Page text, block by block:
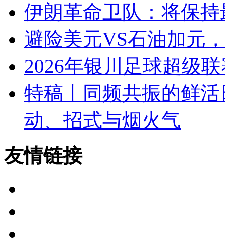
伊朗革命卫队：将保
避险美元VS石油加元
2026年银川足球超级
特稿丨同频共振的鲜
动、招式与烟火气
友情链接